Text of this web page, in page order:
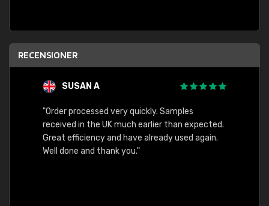
RECENSIONER
SUSAN A
"Order processed very quickly. Samples
received in the UK much earlier than expected.
Great efficiency and have already used again.
Well done and thank you."